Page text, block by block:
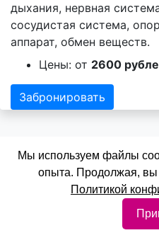
дыхания, нервная
сосудистая система,
аппарат, обмен веществ.
Цены: от 2600
Забронировать
Санатории
Медицинский профиль
Мы используем файлы
опыта. Продолжая, вы
Политикой